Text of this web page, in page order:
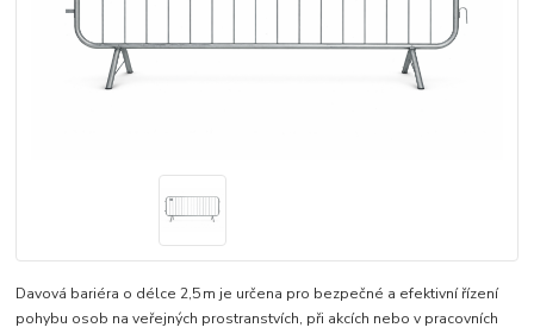
Davová bariéra o délce 2,5 m je určena pro bezpečné a efektivní řízení
pohybu osob na veřejných prostranstvích, při akcích nebo v pracovních